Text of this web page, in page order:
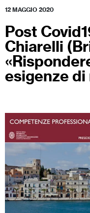
12 MAGGIO 2020
Post
Chiarelli
esigenze